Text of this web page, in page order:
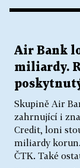
Air Bank
miliardy.
Skupině Air
zahrnující i
Credit, loni
miliardy
ČTK. Také